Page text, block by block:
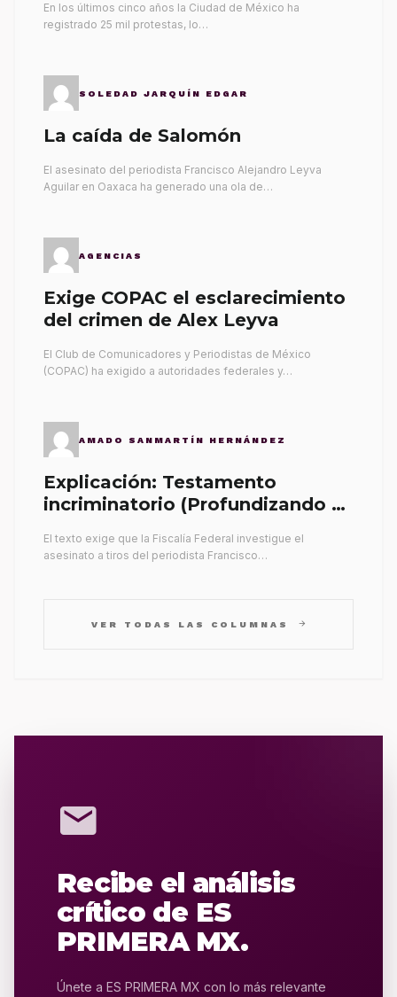
En los últimos cinco años la Ciudad de México ha
registrado 25 mil protestas, lo…
SOLEDAD JARQUÍN EDGAR
La caída de Salomón
El asesinato del periodista Francisco Alejandro Leyva
Aguilar en Oaxaca ha generado una ola de…
AGENCIAS
Exige COPAC el esclarecimiento
del crimen de Alex Leyva
El Club de Comunicadores y Periodistas de México
(COPAC) ha exigido a autoridades federales y…
AMADO SANMARTÍN HERNÁNDEZ
Explicación: Testamento
incriminatorio (Profundizando su
El texto exige que la Fiscalía Federal investigue el
asesinato a tiros del periodista Francisco…
VER TODAS LAS COLUMNAS arrow_forward
mail
Recibe el análisis
crítico de ES
PRIMERA MX.
Únete a ES PRIMERA MX con lo más relevante